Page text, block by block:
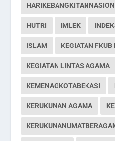
HUTRI IMLEK
ISLAM KEGIATAN FKUB
KEGIATAN LINTAS AGAMA
KEMENAGKOTABEKASI
KERUKUNAN AGAMA